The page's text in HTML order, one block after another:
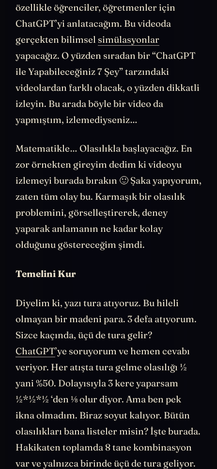
Bu videoda öğrenme meraklıları için,
özellikle öğrenciler, öğretmenler için
ChatGPT’yi anlatacağım. Bu videoda
gerçekten bilimselsimülasyonlar
yapacağız. O yüzden sıradan bir “ChatGPT
ile Yapabileceğiniz 7 Şey” tarzındaki
videolardan farklı olacak, o yüzden dikkatli
izleyin. Bu arada böyle bir video da
Matematikle… Olasılıkla başlayacağız. En
zor örnekten gireyim dedim ki videoyu
izlemeyi burada bırakın 🙂 Şaka yapıyorum,
zaten tüm olay bu. Karmaşık bir olasılık
problemini, görselleştirerek, deney
yaparak anlamanın ne kadar kolay
Diyelim ki, yazı tura atıyoruz. Bu hileli
olmayan bir madeni para. 3 defa atıyorum.
Sizce kaçında, üçü de tura gelir?
ChatGPT’ye soruyorum ve hemen cevabı
veriyor. Her atışta tura gelme olasılığı ½
yani %50. Dolayısıyla 3 kere yaparsam
½*½*½ ‘den ⅛ olur diyor. Ama ben pek
ikna olmadım. Biraz soyut kalıyor. Bütün
olasılıkları bana listeler misin? İşte burada.
Hakikaten toplamda 8 tane kombinasyon